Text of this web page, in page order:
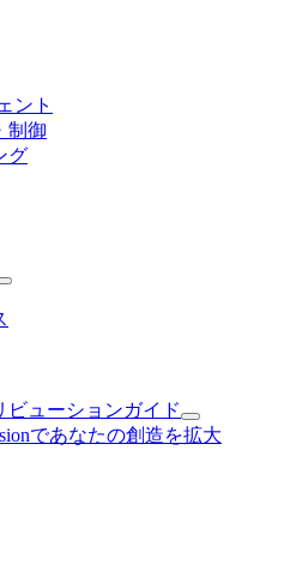
ント
制御
グ
ビューションガイド
であなたの創造を拡大